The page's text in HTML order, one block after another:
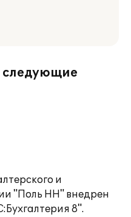
следующие
и
"Поль НН" внедрен
8".